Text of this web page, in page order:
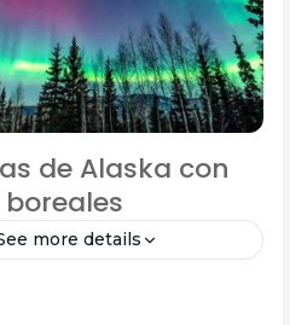
de Alaska con
more details
strong>